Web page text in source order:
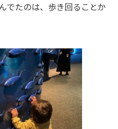
でたのは、歩き回ることか